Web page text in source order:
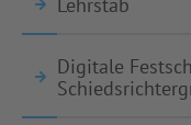
Digitale